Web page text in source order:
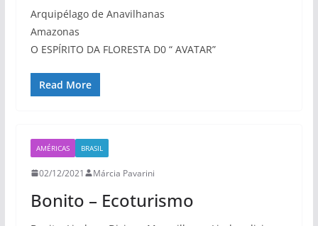
Arquipélago de Anavilhanas
Amazonas
O ESPÍRITO DA FLORESTA D0 “ AVATAR”
Read More
AMÉRICAS BRASIL
02/12/2021 Márcia Pavarini
Bonito – Ecoturismo